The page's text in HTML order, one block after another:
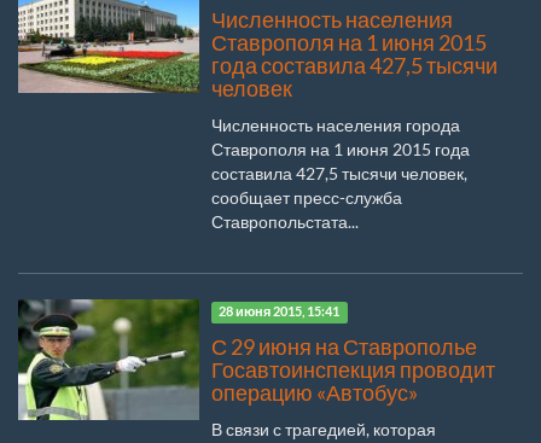
Численность населения
Ставрополя на 1 июня 2015
года составила 427,5 тысячи
человек
Численность населения города
Ставрополя на 1 июня 2015 года
составила 427,5 тысячи человек,
сообщает пресс-служба
Ставропольстата...
28 июня 2015, 15:41
С 29 июня на Ставрополье
Госавтоинспекция проводит
операцию «Автобус»
В связи с трагедией, которая